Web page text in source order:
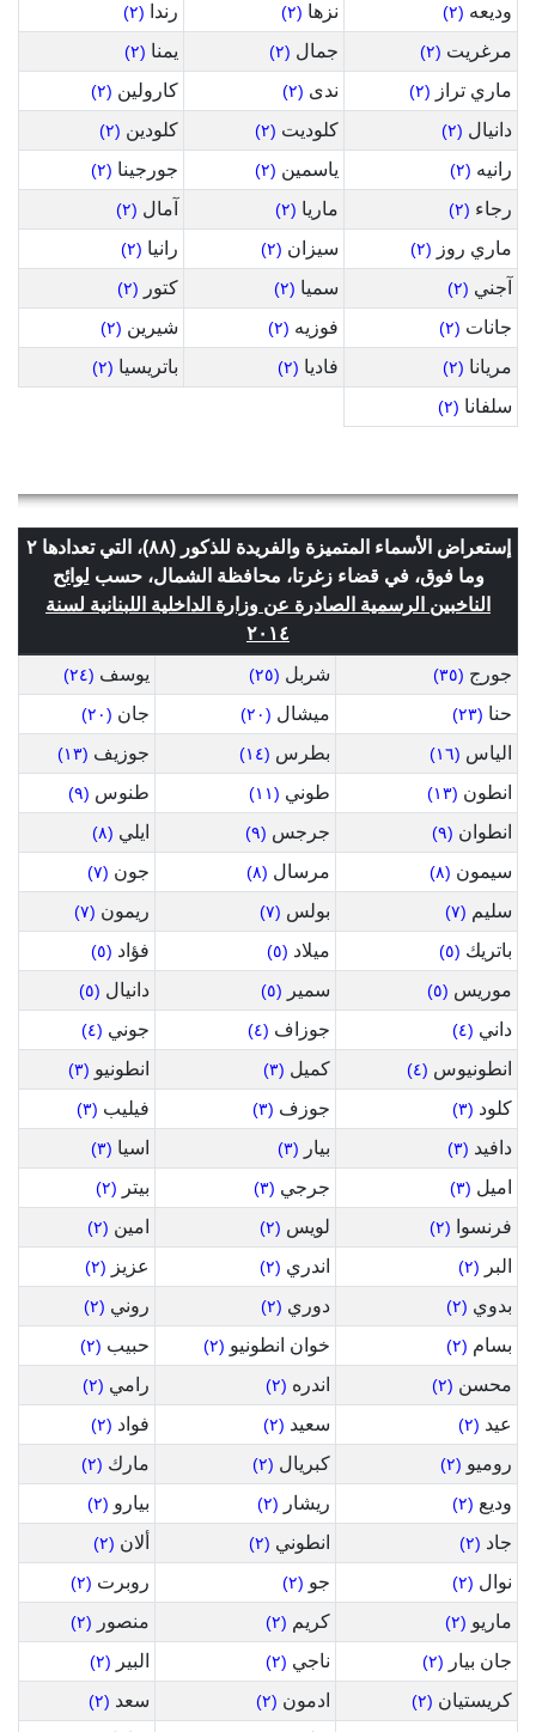
وديعه (٢) نزها (٢) رندا (٢)
مرغريت (٢) جمال (٢) يمنا (٢)
ماري تراز (٢) ندى (٢) كارولين (٢)
دانيال (٢) كلوديت (٢) كلودين (٢)
رانيه (٢) ياسمين (٢) جورجينا (٢)
رجاء (٢) ماريا (٢) آمال (٢)
ماري روز (٢) سيزان (٢) رانيا (٢)
آجني (٢) سميا (٢) كتور (٢)
جانات (٢) فوزيه (٢) شيرين (٢)
مريانا (٢) فاديا (٢) باتريسيا (٢)
سلفانا (٢)
إستعراض الأسماء المتميزة والفريدة للذكور (٨٨)، التي تعدادها ٢
وما فوق، في قضاء زغرتا، محافظة الشمال، حسب لوائح
الناخبين الرسمية الصادرة عن وزارة الداخلية اللبنانية لسنة
٢٠١٤
جورج (٣٥) شربل (٢٥) يوسف (٢٤)
حنا (٢٣) ميشال (٢٠) جان (٢٠)
الياس (١٦) بطرس (١٤) جوزيف (١٣)
انطون (١٣) طوني (١١) طنوس (٩)
انطوان (٩) جرجس (٩) ايلي (٨)
سيمون (٨) مرسال (٨) جون (٧)
سليم (٧) بولس (٧) ريمون (٧)
باتريك (٥) ميلاد (٥) فؤاد (٥)
موريس (٥) سمير (٥) دانيال (٥)
داني (٤) جوزاف (٤) جوني (٤)
انطونيوس (٤) كميل (٣) انطونيو (٣)
كلود (٣) جوزف (٣) فيليب (٣)
دافيد (٣) بيار (٣) اسيا (٣)
اميل (٣) جرجي (٣) بيتر (٢)
فرنسوا (٢) لويس (٢) امين (٢)
البر (٢) اندري (٢) عزيز (٢)
بدوي (٢) دوري (٢) روني (٢)
بسام (٢) خوان انطونيو (٢) حبيب (٢)
محسن (٢) اندره (٢) رامي (٢)
عيد (٢) سعيد (٢) فواد (٢)
روميو (٢) كبريال (٢) مارك (٢)
وديع (٢) ريشار (٢) بيارو (٢)
جاد (٢) انطوني (٢) ألان (٢)
نوال (٢) جو (٢) روبرت (٢)
ماريو (٢) كريم (٢) منصور (٢)
جان بيار (٢) ناجي (٢) البير (٢)
كريستيان (٢) ادمون (٢) سعد (٢)